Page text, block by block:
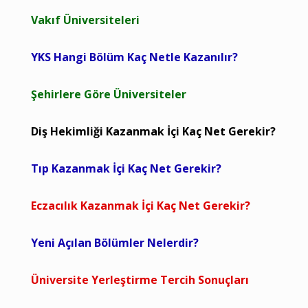
Vakıf Üniversiteleri
YKS Hangi Bölüm Kaç Netle Kazanılır?
Şehirlere Göre Üniversiteler
Diş Hekimliği Kazanmak İçi Kaç Net Gerekir?
Tıp Kazanmak İçi Kaç Net Gerekir?
Eczacılık Kazanmak İçi Kaç Net Gerekir?
Yeni Açılan Bölümler Nelerdir?
Üniversite Yerleştirme Tercih Sonuçları